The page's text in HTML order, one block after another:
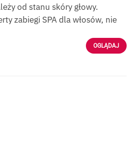
od stanu skóry głowy.
zabiegi SPA dla włosów, nie
OGLĄDAJ